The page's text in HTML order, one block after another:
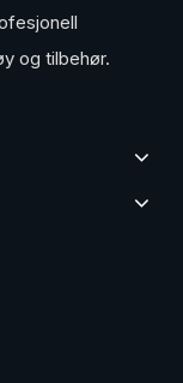
og tilbehør.